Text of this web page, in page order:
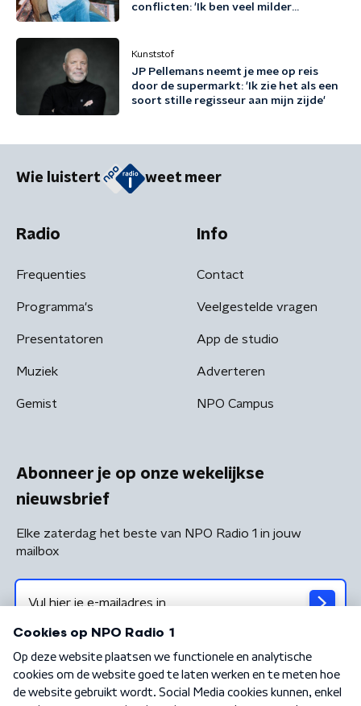
conflicten: 'Ik ben veel milder
Kunststof
JP Pellemans neemt je mee op reis
door de supermarkt: 'Ik zie het als een
soort stille regisseur aan mijn zijde'
Wie luistert weet meer
Radio
Frequenties
Programma's
Presentatoren
Muziek
Gemist
Info
Contact
Veelgestelde vragen
App de studio
Adverteren
NPO Campus
Abonneer je op onze wekelijkse
nieuwsbrief
Elke zaterdag het beste van NPO Radio 1 in jouw
mailbox
Algemene voorwaarden